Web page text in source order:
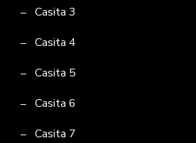
Casita 3
Casita 4
Casita 5
Casita 6
Casita 7